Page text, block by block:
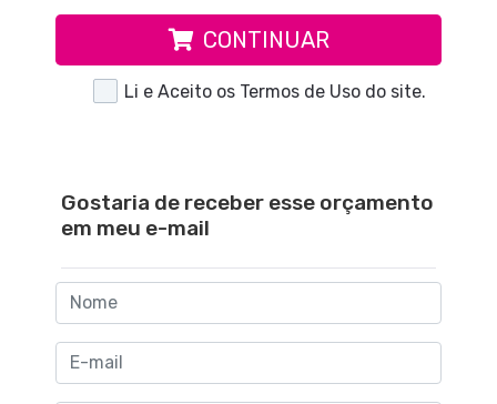
CONTINUAR
Li e Aceito os Termos de Uso do site.
Gostaria de receber esse orçamento
em meu e-mail